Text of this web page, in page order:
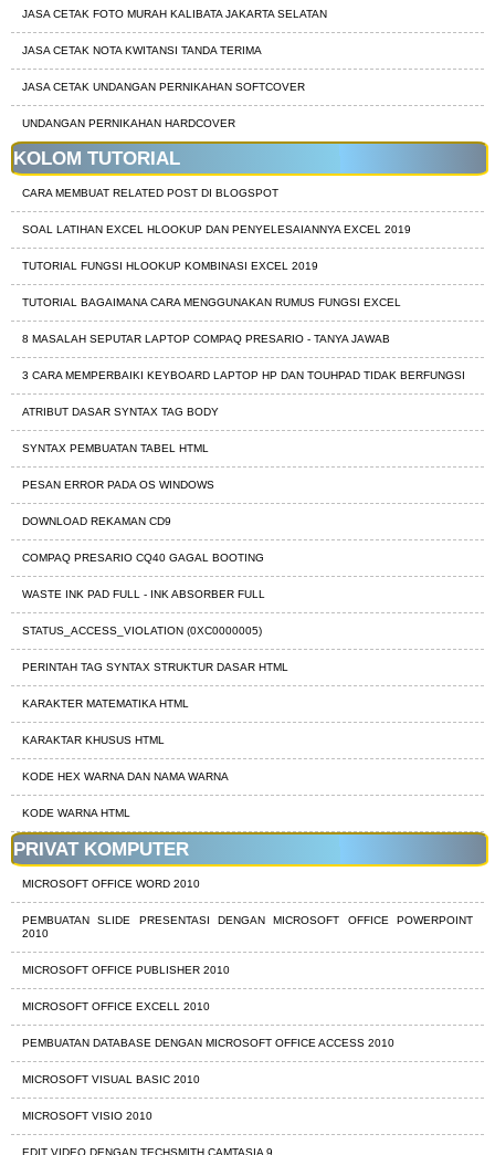
JASA CETAK FOTO MURAH KALIBATA JAKARTA SELATAN
JASA CETAK NOTA KWITANSI TANDA TERIMA
JASA CETAK UNDANGAN PERNIKAHAN SOFTCOVER
UNDANGAN PERNIKAHAN HARDCOVER
KOLOM TUTORIAL
CARA MEMBUAT RELATED POST DI BLOGSPOT
SOAL LATIHAN EXCEL HLOOKUP DAN PENYELESAIANNYA EXCEL 2019
TUTORIAL FUNGSI HLOOKUP KOMBINASI EXCEL 2019
TUTORIAL BAGAIMANA CARA MENGGUNAKAN RUMUS FUNGSI EXCEL
8 MASALAH SEPUTAR LAPTOP COMPAQ PRESARIO - TANYA JAWAB
3 CARA MEMPERBAIKI KEYBOARD LAPTOP HP DAN TOUHPAD TIDAK BERFUNGSI
ATRIBUT DASAR SYNTAX TAG BODY
SYNTAX PEMBUATAN TABEL HTML
PESAN ERROR PADA OS WINDOWS
DOWNLOAD REKAMAN CD9
COMPAQ PRESARIO CQ40 GAGAL BOOTING
WASTE INK PAD FULL - INK ABSORBER FULL
STATUS_ACCESS_VIOLATION (0XC0000005)
PERINTAH TAG SYNTAX STRUKTUR DASAR HTML
KARAKTER MATEMATIKA HTML
KARAKTAR KHUSUS HTML
KODE HEX WARNA DAN NAMA WARNA
KODE WARNA HTML
PRIVAT KOMPUTER
MICROSOFT OFFICE WORD 2010
PEMBUATAN SLIDE PRESENTASI DENGAN MICROSOFT OFFICE POWERPOINT
2010
MICROSOFT OFFICE PUBLISHER 2010
MICROSOFT OFFICE EXCELL 2010
PEMBUATAN DATABASE DENGAN MICROSOFT OFFICE ACCESS 2010
MICROSOFT VISUAL BASIC 2010
MICROSOFT VISIO 2010
EDIT VIDEO DENGAN TECHSMITH CAMTASIA 9